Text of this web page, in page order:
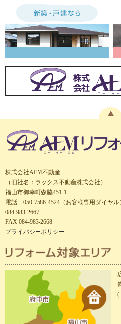
株式会社AEM不動産
（旧社名：ラックス不動産株式会社）
福山市御幸町森脇451-1
電話 050-7586-4524（お客様専用ダイヤル
084-983-2667
FAX 084-983-2668
プライバシーポリシー
(